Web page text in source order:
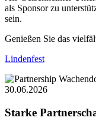
als Sponsor zu
sein.
Genießen Sie das
Lindenfest
30.06.2026
Starke